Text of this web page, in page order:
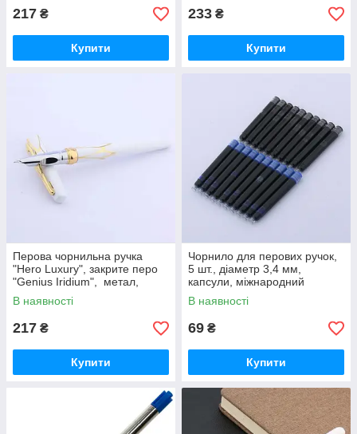
217 ₴
Купити
233 ₴
Купити
Перова чорнильна ручка
"Hero Luxury", закрите перо
"Genius Iridium", метал,
позолота, розпис, білий
В наявності
217 ₴
Купити
Чорнило для перових ручок,
5 шт., діаметр 3,4 мм,
капсули, міжнародний
стандарт
В наявності
69 ₴
Купити